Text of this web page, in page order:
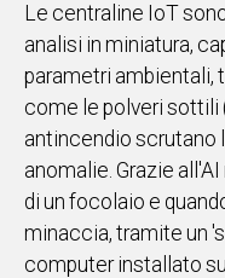
UNISCITI
AL CANALE
WHATSAPP
Social
Le centraline IoT
analisi in miniatura,
parametri ambientali,
come le polveri sottili
antincendio scrutano
anomalie. Grazie
di un focolaio e
minaccia, tramite un
computer installato